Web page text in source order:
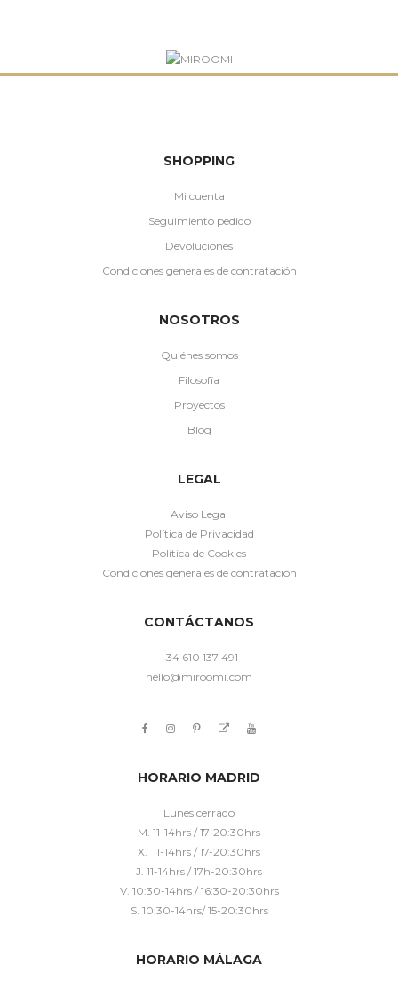
SHOPPING
Mi cuenta
Seguimiento pedido
Devoluciones
Condiciones generales de contratación
NOSOTROS
Quiénes somos
Filosofía
Proyectos
Blog
LEGAL
Aviso Legal
Política de Privacidad
Política de Cookies
Condiciones generales de contratación
CONTÁCTANOS
+34 610 137 491
hello@miroomi.com
HORARIO MADRID
Lunes cerrado
M. 11-14hrs / 17-20:30hrs
X. 11-14hrs / 17-20:30hrs
J. 11-14hrs / 17h-20:30hrs
V. 10:30-14hrs / 16:30-20:30hrs
S. 10:30-14hrs/ 15-20:30hrs
HORARIO MÁLAGA